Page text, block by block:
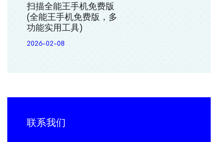
扫描全能王手机免费版
(全能王手机免费版，多
功能实用工具)
2026-02-08
联系我们